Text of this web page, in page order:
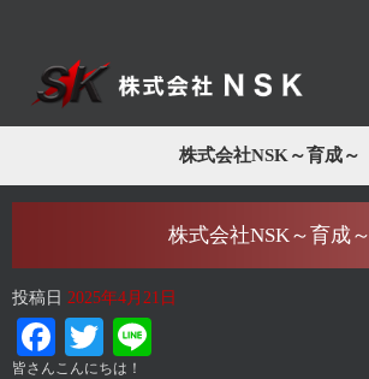
株式会社NSK～育成～
株式会社NSK～育成～
投稿日 2025年4月21日
Facebook
Twitter
皆さんこんにちは！